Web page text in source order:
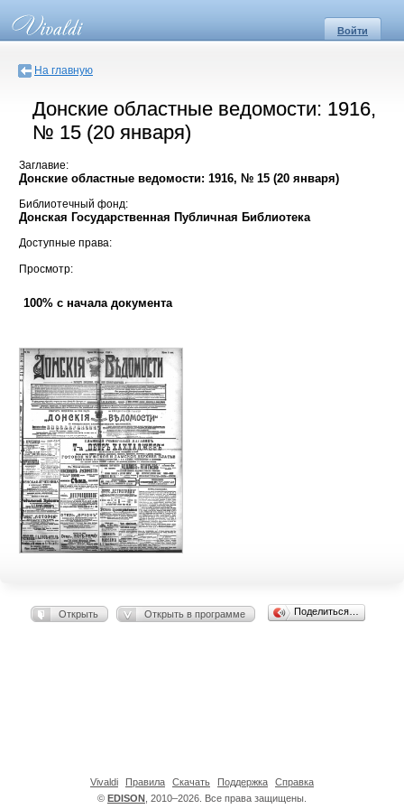
Войти
На главную
Донские областные ведомости: 1916,
№ 15 (20 января)
Заглавие:
Донские областные ведомости: 1916, № 15 (20 января)
Библиотечный фонд:
Донская Государственная Публичная Библиотека
Доступные права:
Просмотр:
100% с начала документа
Открыть Открыть в программе Поделиться…
© EDISON , 2010–2026. Все права защищены.
Vivaldi Правила Скачать Поддержка Справка